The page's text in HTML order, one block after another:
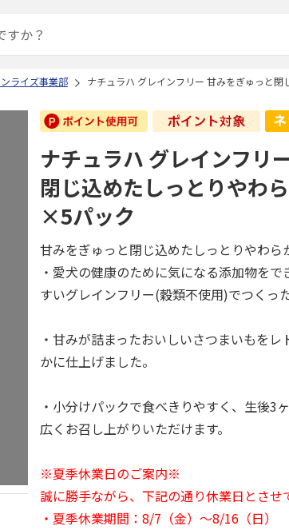
ライズ事業部 ナチュラハ グレインフリー 甘みをぎゅっと
ナチュラハ グレインフリ
閉じ込めたしっとりやわ
×5パック
甘みをぎゅっと閉じ込めたしっとりやわら
・愛犬の健康のために気になる添加物を
すいグレインフリー(穀類不使用)でつくっ
・甘みが詰まったおいしいさつまいもを
かに仕上げました。
・小分けパックで食べきりやすく、生後3
広くお召し上がりいただけます。
※夏季休業日のご案内※
誠に勝手ながら、下記の通り休業日とさせ
・夏季休業期間：8/7（金）～8/16（日）